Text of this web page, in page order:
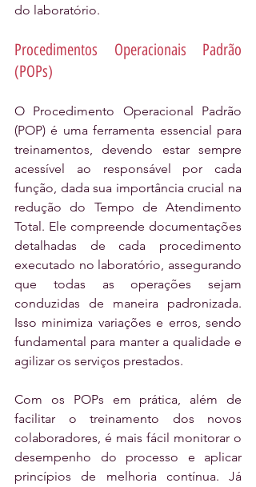
do laboratório.
Procedimentos Operacionais Padrão
(POPs)
O Procedimento Operacional Padrão
(POP) é uma ferramenta essencial para
treinamentos, devendo estar sempre
acessível ao responsável por cada
função, dada sua importância crucial na
redução do Tempo de Atendimento
Total. Ele compreende documentações
detalhadas de cada procedimento
executado no laboratório, assegurando
que todas as operações sejam
conduzidas de maneira padronizada.
Isso minimiza variações e erros, sendo
fundamental para manter a qualidade e
agilizar os serviços prestados.
Com os POPs em prática, além de
facilitar o treinamento dos novos
colaboradores, é mais fácil monitorar o
desempenho do processo e aplicar
princípios de melhoria contínua. Já